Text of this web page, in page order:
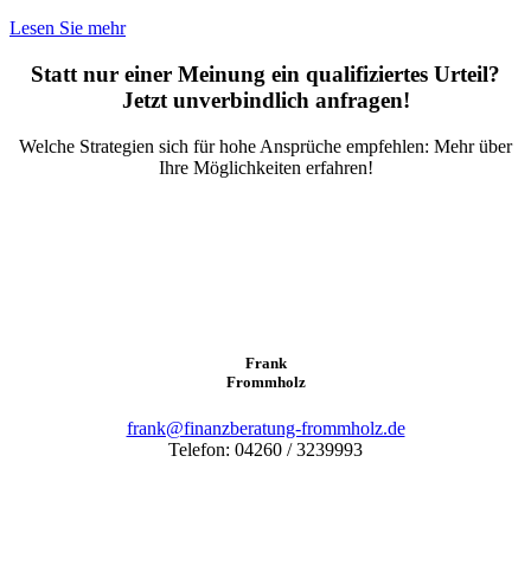
Lesen Sie mehr
Statt nur einer Meinung ein qualifiziertes Urteil?
Jetzt unverbindlich anfragen!
Welche Strategien sich für hohe Ansprüche empfehlen: Mehr über
Ihre Möglichkeiten erfahren!
Frank
Frommholz
frank@finanzberatung-frommholz.de
Telefon: 04260 / 3239993